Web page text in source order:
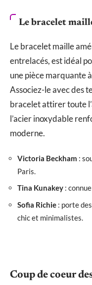
Le bracelet
Le bracelet maille
entrelacés, est idéal
une pièce marquante
Associez-le avec des
bracelet attirer toute
l’acier inoxydable
moderne.
Victoria Beckham :
Paris.
Tina Kunakey :
Sofia Richie : porte
chic et minimalistes.
Coup de coeur